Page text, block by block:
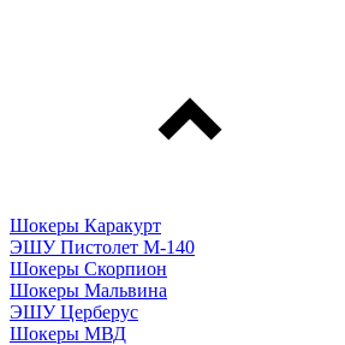
Шокеры Каракурт
ЭШУ Пистолет М-140
Шокеры Скорпион
Шокеры Мальвина
ЭШУ Церберус
Шокеры МВД